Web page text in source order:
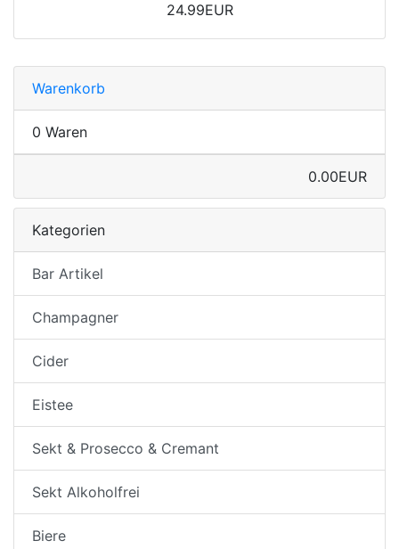
24.99EUR
Warenkorb
0 Waren
0.00EUR
Kategorien
Bar Artikel
Champagner
Cider
Eistee
Sekt & Prosecco & Cremant
Sekt Alkoholfrei
Biere